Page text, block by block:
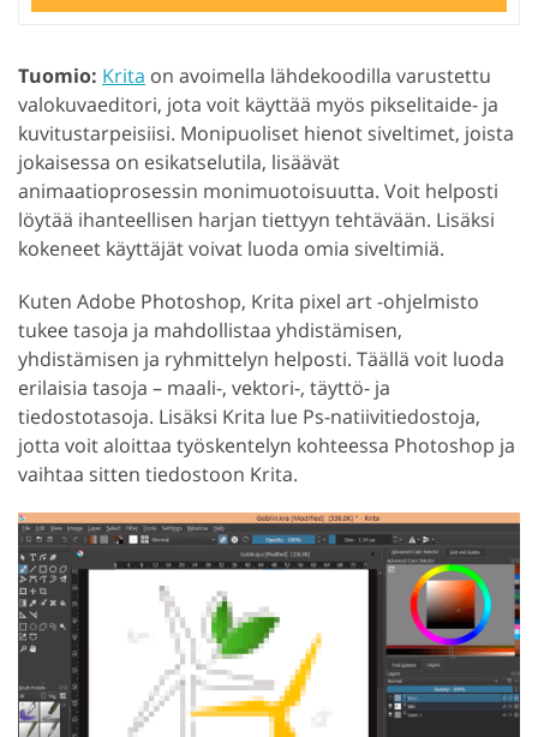
Tuomio: Krita on avoimella lähdekoodilla varustettu
valokuvaeditori, jota voit käyttää myös pikselitaide- ja
kuvitustarpeisiisi. Monipuoliset hienot siveltimet, joista
jokaisessa on esikatselutila, lisäävät
animaatioprosessin monimuotoisuutta. Voit helposti
löytää ihanteellisen harjan tiettyyn tehtävään. Lisäksi
kokeneet käyttäjät voivat luoda omia siveltimiä.
Kuten Adobe Photoshop, Krita pixel art -ohjelmisto
tukee tasoja ja mahdollistaa yhdistämisen,
yhdistämisen ja ryhmittelyn helposti. Täällä voit luoda
erilaisia tasoja – maali-, vektori-, täyttö- ja
tiedostotasoja. Lisäksi Krita lue Ps-natiivitiedostoja,
jotta voit aloittaa työskentelyn kohteessa Photoshop ja
vaihtaa sitten tiedostoon Krita.